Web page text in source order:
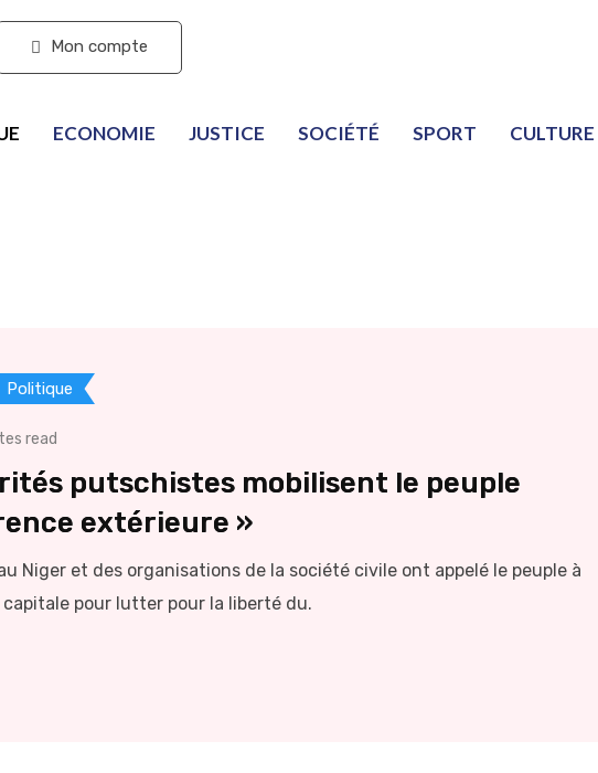
Mon compte
ECONOMIE JUSTICE SOCIÉTÉ SPORT CULTURE
Politique
read
putschistes mobilisent le peuple
extérieure »
Niger et des organisations de la société civile ont appelé le peuple à
pour lutter pour la liberté du.